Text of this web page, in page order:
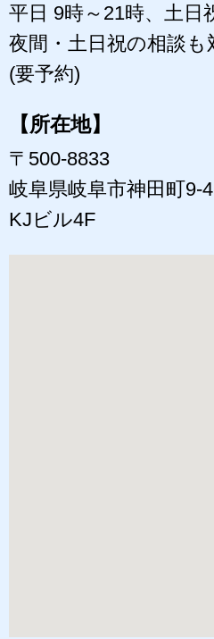
平日 9時～21時、土日
夜間・土日祝の相談も
(要予約)
【所在地】
〒500-8833
岐阜県岐阜市神田町9-4
KJビル4F